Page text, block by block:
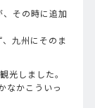
その時に追加
九州にそのま
光しました。
なかこういっ